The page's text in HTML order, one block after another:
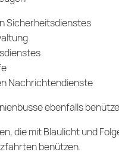
Sicherheitsdienstes
Nachrichtendienste
ebenfalls
die mit Blaulicht und
benützen.